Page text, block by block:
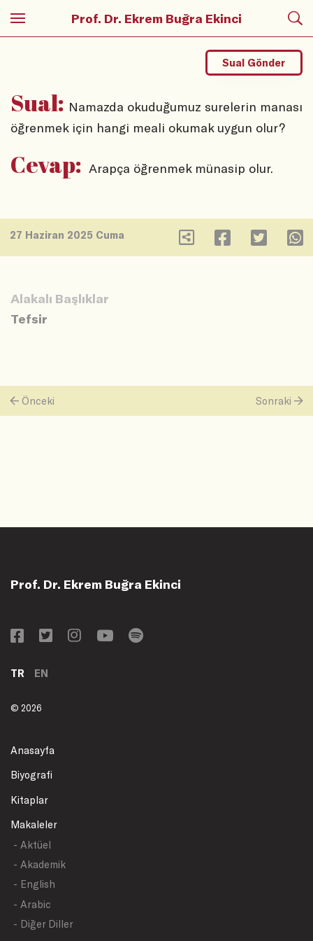
Prof. Dr. Ekrem Buğra Ekinci
Sual: Namazda okuduğumuz surelerin manası
öğrenmek için hangi meali okumak uygun olur?
Sual Gönder
Cevap: Arapça öğrenmek münasip olur.
27 Haziran 2025 Cuma
Alakalı Başlıklar
Tefsir
Önceki Sonraki
Prof. Dr. Ekrem Buğra Ekinci
TR EN
© 2026
Anasayfa
Biyografi
Kitaplar
Makaleler
- Aktüel
- Akademik
- English
- Arabic
- Diğer Diller